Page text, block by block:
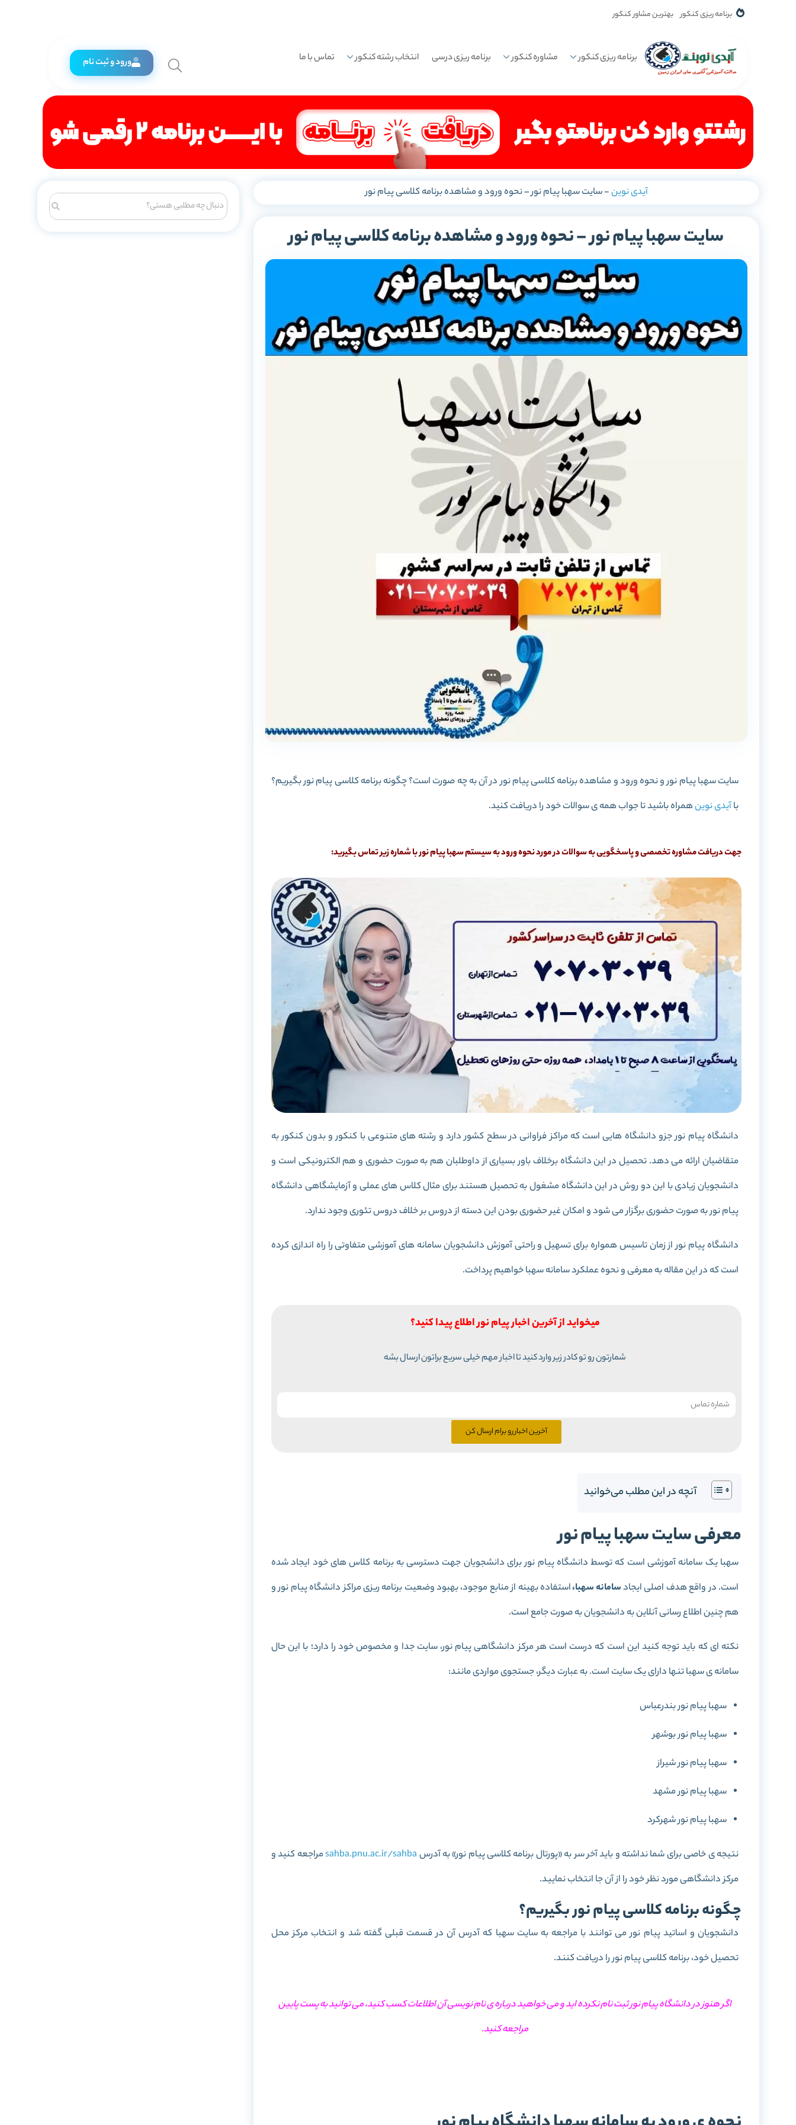
برنامه ریزی کنکور بهترین مشاور کنکور
برنامه ریزی کنکور مشاوره کنکور برنامه ریزی درسی انتخاب رشته کنکور تماس با ما ورود و ثبت نام
آیدی نوین-سایت سهبا پیام نور – نحوه ورود و مشاهده برنامه کلاسی پیام نور
سایت سهبا پیام نور – نحوه ورود و مشاهده برنامه کلاسی پیام نور
سایت سهبا پیام نور و نحوه ورود و مشاهده برنامه کلاسی پیام نور در آن به چه صورت است؟ چگونه برنامه کلاسی پیام نور بگیریم؟
باآیدی نوینهمراه باشید تا جواب همه ی سوالات خود را دریافت کنید.
جهت دریافت مشاوره تخصصی و پاسخگویی به سوالات در مورد نحوه ورود به سیستم سهبا پیام نور با شماره زیر تماس بگیرید:
دانشگاه پیام نور جزو دانشگاه هایی است که مراکز فراوانی در سطح کشور دارد و رشته های متنوعی با کنکور و بدون کنکور به
متقاضیان ارائه می دهد. تحصیل در این دانشگاه برخلاف باور بسیاری از داوطلبان هم به صورت حضوری و هم الکترونیکی است و
دانشجویان زیادی با این دو روش در این دانشگاه مشغول به تحصیل هستند برای مثال کلاس های عملی و آزمایشگاهی دانشگاه
پیام نور به صورت حضوری برگزار می شود و امکان غیر حضوری بودن این دسته از دروس بر خلاف دروس تئوری وجود ندارد.
دانشگاه پیام نور از زمان تاسیس همواره برای تسهیل و راحتی آموزش دانشجویان سامانه های آموزشی متفاوتی را راه اندازی کرده
است که در این مقاله به معرفی و نحوه عملکرد سامانه سهبا خواهیم پرداخت.
میخواید از آخرین اخبار پیام نور اطلاع پیدا کنید؟
شمارتون رو تو کادر زیر وارد کنید تا اخبار مهم خیلی سریع براتون ارسال بشه
آخرین اخبار رو برام ارسال کن
آنچه در این مطلب می‌خوانید
معرفی سایت سهبا پیام نور
سهبا یک سامانه آموزشی است که توسط دانشگاه پیام نور برای دانشجویان جهت دسترسی به برنامه کلاس های خود ایجاد شده
است. در واقع هدف اصلی ایجادسامانه سهبا،استفاده بهینه از منابع موجود، بهبود وضعیت برنامه ریزی مراکز دانشگاه پیام نور و
هم چنین اطلاع رسانی آنلاین به دانشجویان به صورت جامع است.
نکته ای که باید توجه کنید این است که درست است هر مرکز دانشگاهی پیام نور، سایت جدا و مخصوص خود را دارد؛ با این حال
سامانه ی سهبا تنها دارای یک سایت است. به عبارت دیگر، جستجوی مواردی مانند:
سهبا پیام نور بندرعباس
سهبا پیام نور بوشهر
سهبا پیام نور شیراز
سهبا پیام نور مشهد
سهبا پیام نور شهرکرد
نتیجه ی خاصی برای شما نداشته و باید آخر سر به «پورتال برنامه کلاسی پیام نور» به آدرس sahba.pnu.ac.ir/sahbaمراجعه کنید و
مرکز دانشگاهی مورد نظر خود را از آن جا انتخاب نمایید.
چگونه برنامه کلاسی پیام نور بگیریم؟
دانشجویان و اساتید پیام نور می توانند با مراجعه به سایت سهبا که آدرس آن در قسمت قبلی گفته شد و انتخاب مرکز محل
تحصیل خود، برنامه کلاسی پیام نور را دریافت کنند.
اگر هنوز در دانشگاه پیام نور ثبت نام نکرده اید و می خواهید درباره ی نام نویسی آن اطلاعات کسب کنید، می توانید به پست پایین
مراجعه کنید.